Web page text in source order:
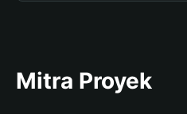
Mitra Proyek